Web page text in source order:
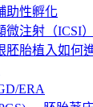
助性孵化
微注射（ICSI）
胚胎植入如何
ERA